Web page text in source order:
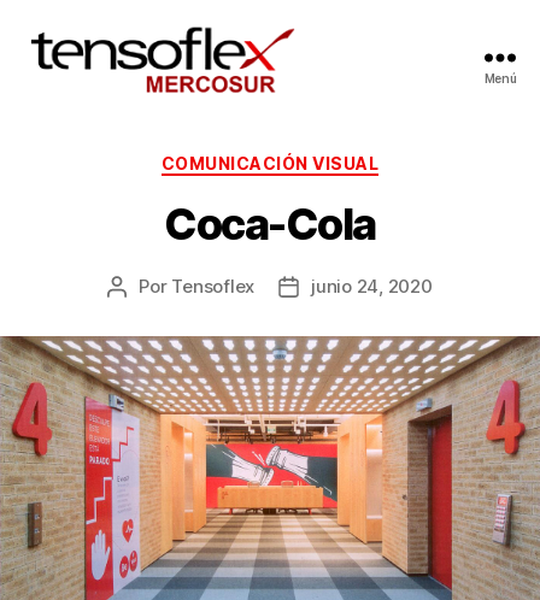
Menú
COMUNICACIÓN VISUAL
Coca-Cola
Por Tensoflex junio 24, 2020